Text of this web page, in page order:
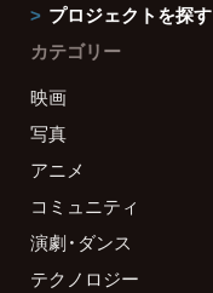
プロジェクトを探す
カテゴリー
映画
写真
アニメ
コミュニティ
演劇・ダンス
テクノロジー